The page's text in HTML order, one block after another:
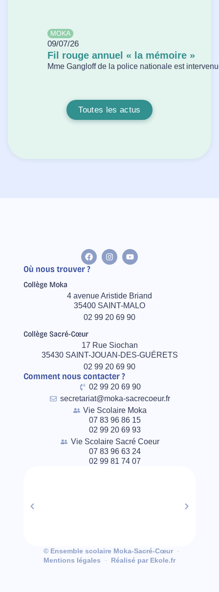
MOKA
09/07/26
Fil rouge annuel « la mémoire »
Mme Gangloff de la police nationale est
Toutes les actus
Où nous trouver ?
Collège Moka
4 avenue Aristide Briand
35400 SAINT-MALO
02 99 20 69 90
Collège Sacré-Cœur
17 Rue Siochan
35430 SAINT-JOUAN-DES-GUÉRETS
02 99 20 69 90
Comment nous contacter ?
02 99 20 69 90
secretariat@moka-sacrecoeur.fr
Vie Scolaire Moka
07 83 96 86 15
02 99 20 69 93
Vie Scolaire Sacré Coeur
07 83 96 63 24
02 99 81 74 07
© Ensemble scolaire Moka-Sacré-Cœur
Mentions légales
Réalisé par Ekole.fr